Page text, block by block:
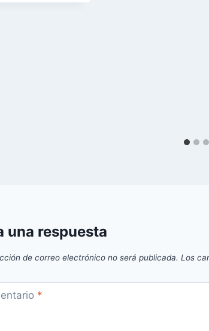
una respuesta
de correo electrónico no será publicada. Los
*